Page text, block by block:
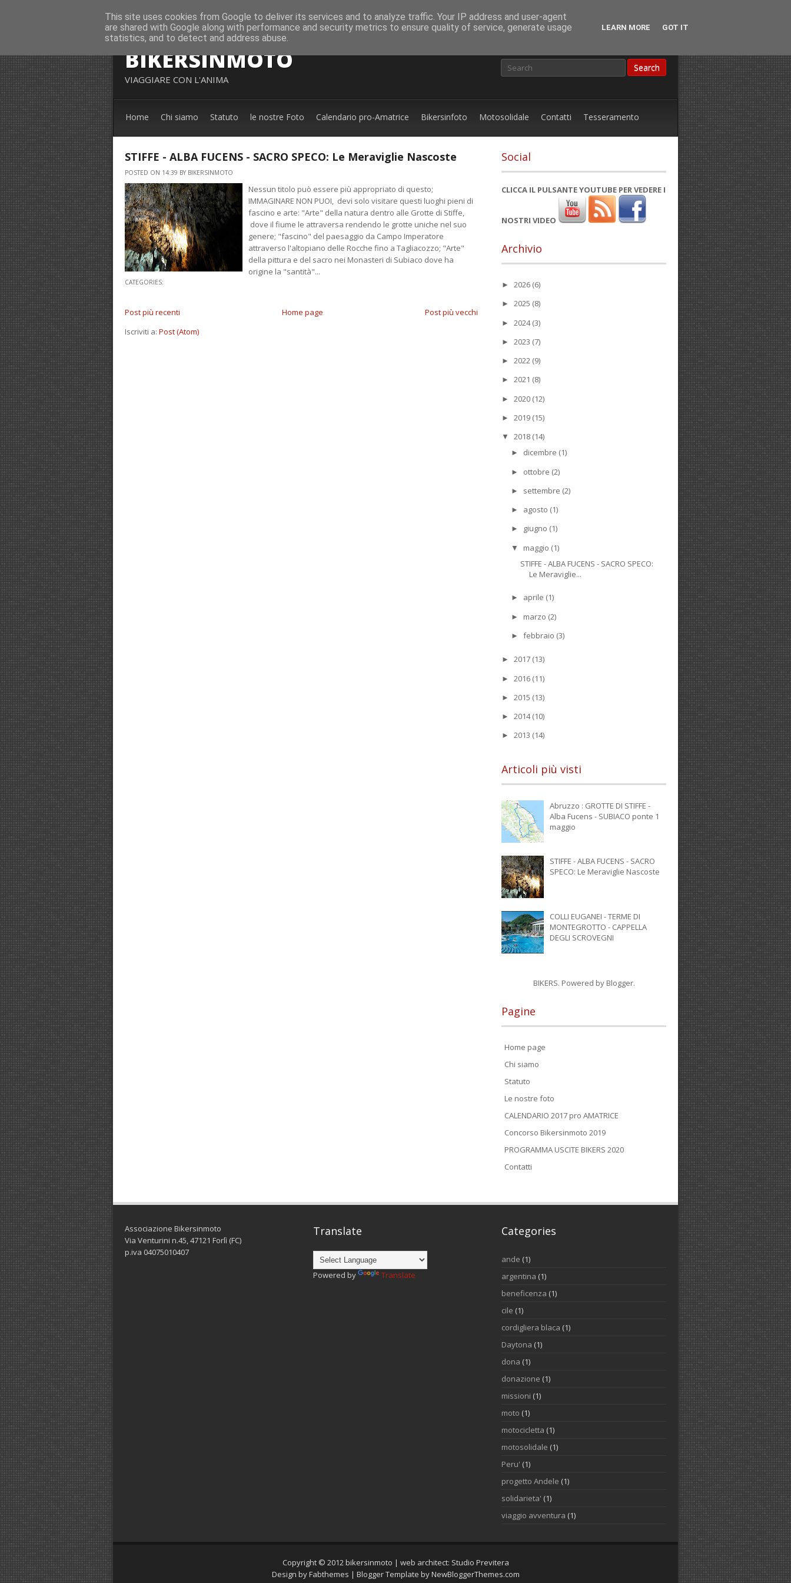
BIKERSINMOTO
VIAGGIARE CON L'ANIMA
Home Chi siamo Statuto le nostre Foto Calendario pro-Amatrice Bikersinfoto Motosolidale Contatti Tesseramento
STIFFE - ALBA FUCENS - SACRO SPECO: Le Meraviglie Nascoste
POSTED ON 14:39 BY BIKERSINMOTO
Nessun titolo può essere più appropriato di questo;
IMMAGINARE NON PUOI, devi solo visitare questi luoghi pieni di
fascino e arte: "Arte" della natura dentro alle Grotte di Stiffe,
dove il fiume le attraversa rendendo le grotte uniche nel suo
genere; "fascino" del paesaggio da Campo Imperatore
attraverso l'altopiano delle Rocche fino a Tagliacozzo; "Arte"
della pittura e del sacro nei Monasteri di Subiaco dove ha
origine la "santità"...
CATEGORIES:
Post più recenti Post più vecchi
Home page
Iscriviti a: Post (Atom)
Social
CLICCA IL PULSANTE YOUTUBE PER VEDERE I
NOSTRI VIDEO
Archivio
► 2026 (6)
► 2025 (8)
► 2024(3)
► 2023 (7)
► 2022 (9)
► 2021 (8)
► 2020 (12)
► 2019 (15)
▼ 2018 (14)
► dicembre (1)
► ottobre (2)
► settembre (2)
► agosto (1)
► giugno (1)
▼ maggio (1)
STIFFE - ALBA FUCENS - SACRO SPECO:
Le Meraviglie...
► aprile (1)
► marzo (2)
► febbraio (3)
► 2017 (13)
► 2016 (11)
► 2015 (13)
► 2014(10)
► 2013 (14)
Articoli più visti
Abruzzo : GROTTE DI STIFFE -
Alba Fucens - SUBIACO ponte 1
maggio
STIFFE - ALBA FUCENS - SACRO
SPECO: Le Meraviglie Nascoste
COLLI EUGANEI - TERME DI
MONTEGROTTO - CAPPELLA
DEGLI SCROVEGNI
BIKERS. Powered by Blogger.
Pagine
Home page
Chi siamo
Statuto
Le nostre foto
CALENDARIO 2017 pro AMATRICE
Concorso Bikersinmoto 2019
PROGRAMMA USCITE BIKERS 2020
Contatti
Associazione Bikersinmoto
Via Venturini n.45, 47121 Forlì (FC)
p.iva 04075010407
Translate
Powered by Translate
Categories
ande (1)
argentina (1)
beneficenza (1)
cile (1)
cordigliera blaca (1)
Daytona (1)
dona (1)
donazione (1)
missioni (1)
moto (1)
motocicletta (1)
motosolidale (1)
Peru' (1)
progetto Andele (1)
solidarieta' (1)
viaggio avventura (1)
Copyright © 2012 bikersinmoto | web architect: Studio Previtera
Design byFabthemes | Blogger Template byNewBloggerThemes.com
This site uses cookies from Google to deliver its services and to analyze traffic. Your IP address and user-agent
are shared with Google along with performance and security metrics to ensure quality of service, generate usage
statistics, and to detect and address abuse.
LEARN MORE GOT IT